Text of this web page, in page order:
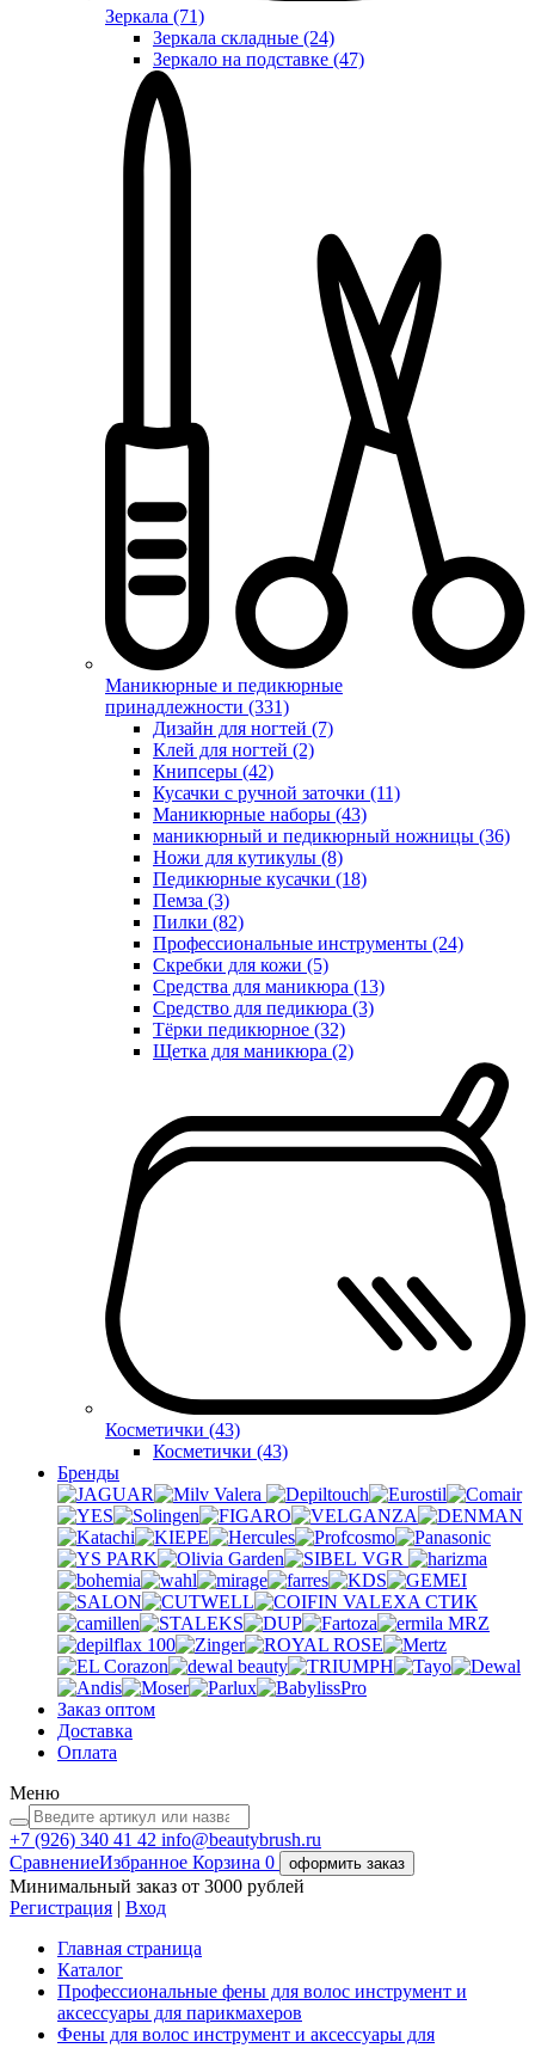
Зеркала (71)
Зеркала складные (24)
Зеркало на подставке (47)
Маникюрные и педикюрные
принадлежности (331)
Дизайн для ногтей (7)
Клей для ногтей (2)
Книпсеры (42)
Кусачки с ручной заточки (11)
Маникюрные наборы (43)
маникюрный и педикюрный ножницы (36)
Ножи для кутикулы (8)
Педикюрные кусачки (18)
Пемза (3)
Пилки (82)
Профессиональные инструменты (24)
Скребки для кожи (5)
Средства для маникюра (13)
Средство для педикюра (3)
Тёрки педикюрное (32)
Щетка для маникюра (2)
Косметички (43)
Косметички (43)
Бренды
Valera
VGR
VALEXA СТИК
MRZ
Заказ оптом
Доставка
Оплата
Меню
+7 (926) 340 41 42 info@beautybrush.ru
СравнениеИзбранное Корзина 0 оформить заказ
Минимальный заказ от 3000 рублей
Регистрация | Вход
Главная страница
Каталог
Профессиональные фены для волос инструмент и
аксессуары для парикмахеров
Фены для волос инструмент и аксессуары для